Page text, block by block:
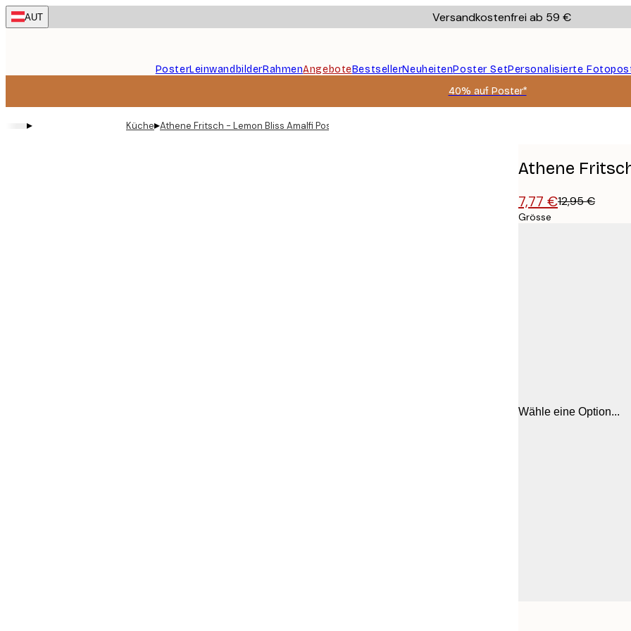
Skip
to
AUT Versandkostenfrei ab 59 €
PosterLeinwandbilderRahmenAngeboteBestsellerNeuheitenPoster SetPersonalisierte
40% auf Poster*
▸ Küche▸Athene Fritsch - Lemon Bliss Amalfi Poster
Athene
7,77 €12,95 €
Grösse
Wähle eine Option...